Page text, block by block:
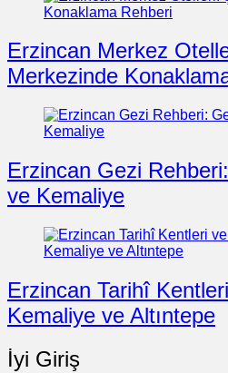
Erzincan Merkez
Merkezinde
Erzincan Gezi
ve Kemaliye
Erzincan Tarihî
Kemaliye ve Altıntepe
İyi Giriş